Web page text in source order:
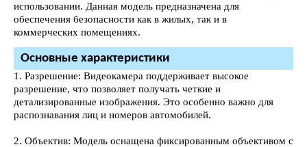
использовании. Данная модель предназначена для
обеспечения безопасности как в жилых, так и в
коммерческих помещениях.
Основные характеристики
1. Разрешение: Видеокамера поддерживает высокое
разрешение, что позволяет получать четкие и
детализированные изображения. Это особенно важно для
распознавания лиц и номеров автомобилей.
2. Объектив: Модель оснащена фиксированным объективом с